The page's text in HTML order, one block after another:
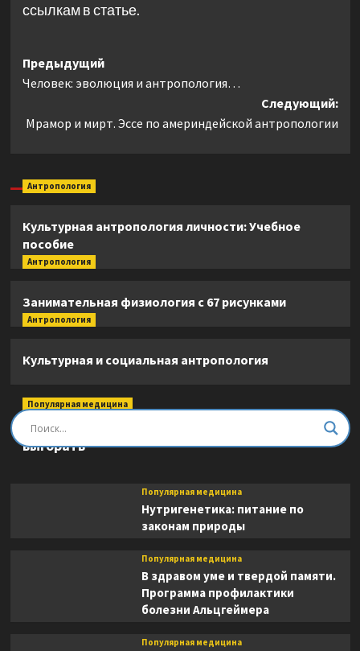
ссылкам в статье.
Навигация
записи
Предыдущий
Человек: эволюция и антропология…
Следующий:
Мрамор и мирт. Эссе по америндейской антропологии
Антропология
Культурная антропология личности: Учебное
пособие
Антропология
Занимательная физиология с 67 рисунками
Антропология
Культурная и социальная антропология
Популярная медицина
Быть врачом. Как помогать, развиваться и не
выгорать
Популярная медицина
Нутригенетика: питание по
законам природы
Популярная медицина
В здравом уме и твердой памяти.
Программа профилактики
болезни Альцгеймера
Популярная медицина